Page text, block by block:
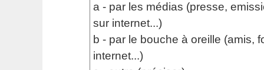
a - par les médias (presse,
sur internet...)
b - par le bouche à oreille (amis,
internet...)